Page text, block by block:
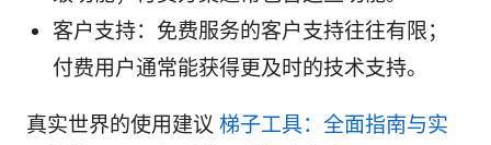
客户支持：免费服务的客户支持往往有限；
付费用户通常能获得更及时的技术支持。
真实世界的使用建议 梯子工具：全面指南与实